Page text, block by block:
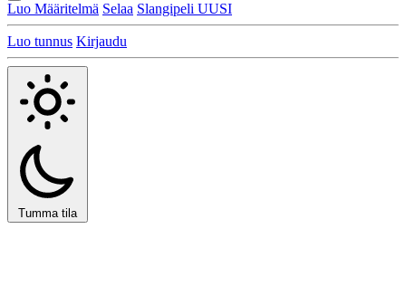
Luo Määritelmä Selaa Slangipeli UUSI
Luo tunnus Kirjaudu
Tumma tila